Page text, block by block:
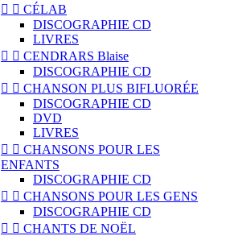
  CÉLAB
DISCOGRAPHIE CD
LIVRES
  CENDRARS Blaise
DISCOGRAPHIE CD
  CHANSON PLUS BIFLUORÉE
DISCOGRAPHIE CD
DVD
LIVRES
  CHANSONS POUR LES
ENFANTS
DISCOGRAPHIE CD
  CHANSONS POUR LES GENS
DISCOGRAPHIE CD
  CHANTS DE NOËL